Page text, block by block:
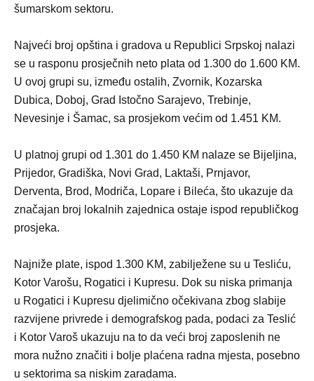
šumarskom sektoru.
Najveći broj opština i gradova u Republici Srpskoj nalazi
se u rasponu prosječnih neto plata od 1.300 do 1.600 KM.
U ovoj grupi su, između ostalih, Zvornik, Kozarska
Dubica, Doboj, Grad Istočno Sarajevo, Trebinje,
Nevesinje i Šamac, sa prosjekom većim od 1.451 KM.
U platnoj grupi od 1.301 do 1.450 KM nalaze se Bijeljina,
Prijedor, Gradiška, Novi Grad, Laktaši, Prnjavor,
Derventa, Brod, Modriča, Lopare i Bileća, što ukazuje da
značajan broj lokalnih zajednica ostaje ispod republičkog
prosjeka.
Najniže plate, ispod 1.300 KM, zabilježene su u Tesliću,
Kotor Varošu, Rogatici i Kupresu. Dok su niska primanja
u Rogatici i Kupresu djelimično očekivana zbog slabije
razvijene privrede i demografskog pada, podaci za Teslić
i Kotor Varoš ukazuju na to da veći broj zaposlenih ne
mora nužno značiti i bolje plaćena radna mjesta, posebno
u sektorima sa niskim zaradama.